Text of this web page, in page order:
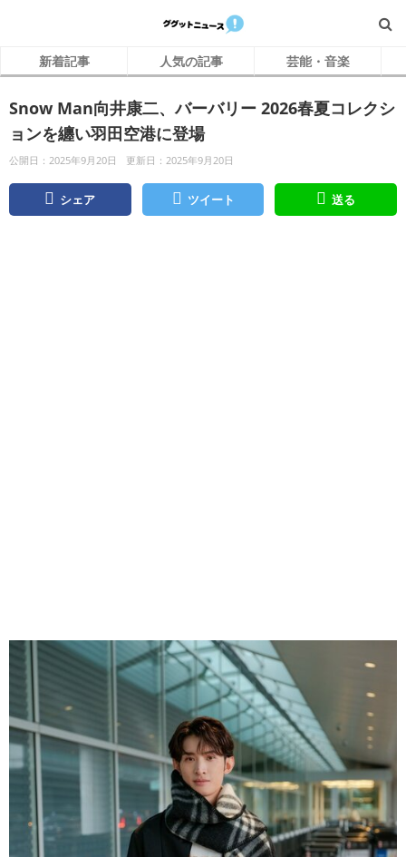
新着記事 人気の記事 芸能・音楽
Snow Man向井康⼆、バーバリー 2026春夏コレクシ
ョンを纏い⽻⽥空港に登場
公開日：2025年9月20日 更新日：2025年9月20日
シェア ツイート 送る